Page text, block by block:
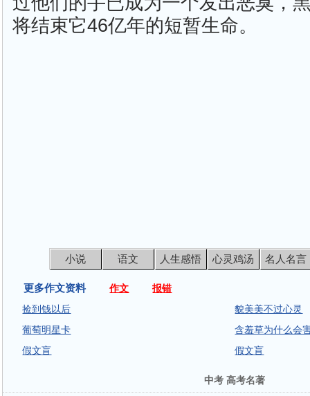
将结束它46亿年的短暂生命。
小说 语文 人生感悟 心灵鸡汤 名人名言
更多作文资料作文
报错
捡到钱以后
貌美美不过心灵
葡萄明星卡
含羞草为什么会
假文盲
假文盲
中考 高考名著